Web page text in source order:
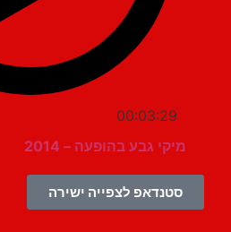
00:03:29
מיקי גבע בהופעה – 2014
סטנדאפ לצפייה ישירה